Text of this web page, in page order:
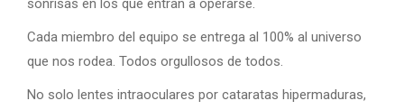
sonrisas en los que entran a operarse.
Cada miembro del equipo se entrega al 100% al universo
que nos rodea. Todos orgullosos de todos.
No solo lentes intraoculares por cataratas hipermaduras,